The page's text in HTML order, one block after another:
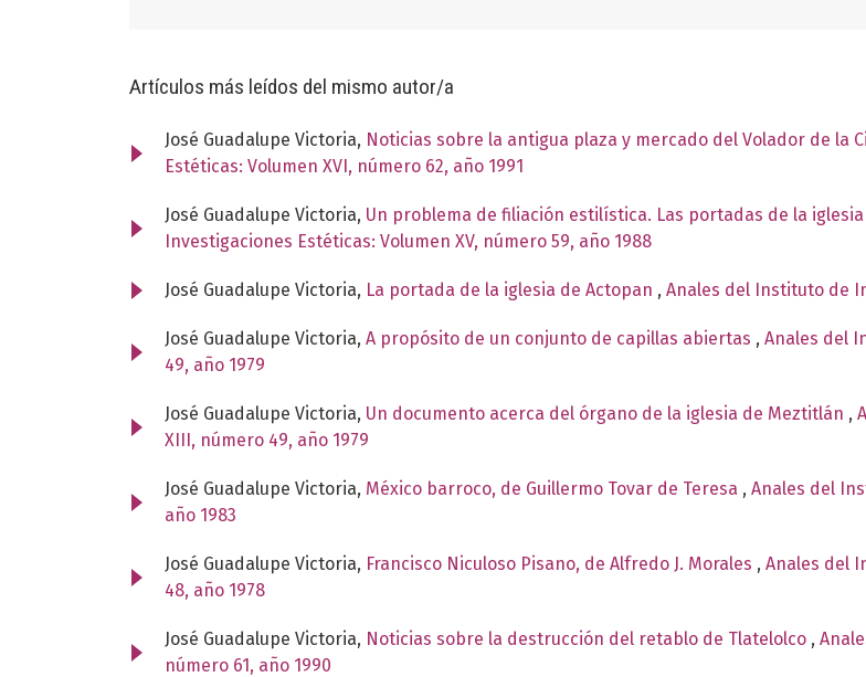
Artículos más leídos del mismo autor/a
José Guadalupe Victoria, Noticias sobre la antigua plaza y mercado del Volador de la
Estéticas: Volumen XVI, número 62, año 1991
José Guadalupe Victoria, Un problema de filiación estilística. Las portadas de la
Investigaciones Estéticas: Volumen XV, número 59, año 1988
José Guadalupe Victoria, La portada de la iglesia de Actopan , Anales del Instituto de
José Guadalupe Victoria, A propósito de un conjunto de capillas abiertas , Anales del
49, año 1979
José Guadalupe Victoria, Un documento acerca del órgano de la iglesia de Meztitlán ,
XIII, número 49, año 1979
José Guadalupe Victoria, México barroco, de Guillermo Tovar de Teresa , Anales del
año 1983
José Guadalupe Victoria, Francisco Niculoso Pisano, de Alfredo J. Morales , Anales del
48, año 1978
José Guadalupe Victoria, Noticias sobre la destrucción del retablo de Tlatelolco ,
número 61, año 1990